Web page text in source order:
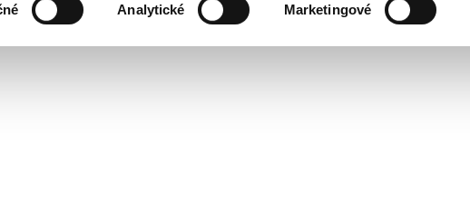
Analytické Marketingové